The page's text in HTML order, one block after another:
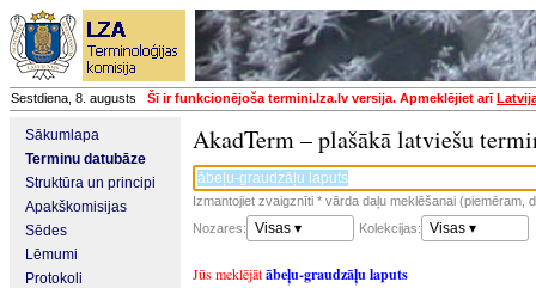
Sestdiena, 8. augusts Šī ir funkcionējoša termini.lza.lv versija. Apmeklējiet arī
Sākumlapa
Terminu datubāze
Struktūra un principi
Apakškomisijas
Sēdes
Lēmumi
Protokoli
AkadTerm – plašākā latviešu
Izmantojiet zvaigznīti * vārda daļu meklēšanai (piemēram,
Nozares:
Visas ▾ Kolekcijas: Visas ▾
Jūs meklējātābeļu-graudzāļu laputs